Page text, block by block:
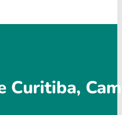
Curitiba,